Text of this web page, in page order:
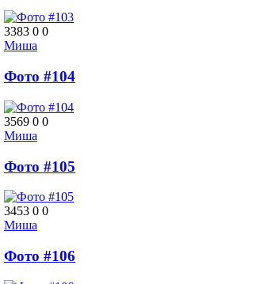
3383 0 0
Миша
Фото #104
3569 0 0
Миша
Фото #105
3453 0 0
Миша
Фото #106